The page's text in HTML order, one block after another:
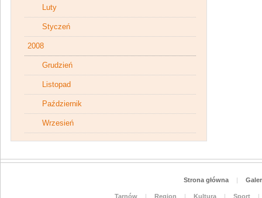
Luty
Styczeń
2008
Grudzień
Listopad
Październik
Wrzesień
Strona główna |
Tarnów | Region | Kultura | Sport
|